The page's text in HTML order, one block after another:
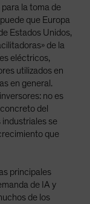
la toma de
que Europa
Estados Unidos,
de la
eléctricos,
utilizados en
en general.
no es
del
industriales se
que
principales
de IA y
de los